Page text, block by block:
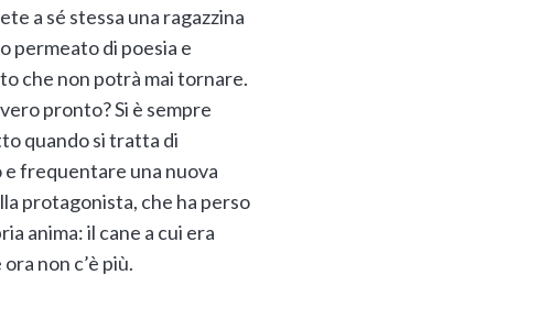
a sé stessa una ragazzina
permeato di poesia e
che non potrà mai tornare.
pronto? Si è sempre
quando si tratta di
frequentare una nuova
protagonista, che ha perso
anima: il cane a cui era
non c’è più.